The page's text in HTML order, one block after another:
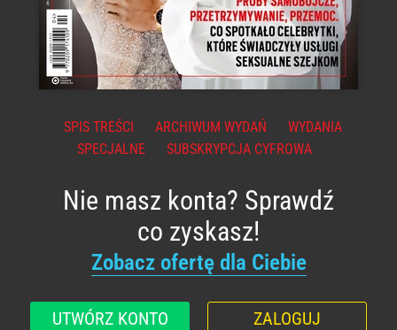
SPIS TREŚCI ARCHIWUM WYDAŃ
WYDANIA
SPECJALNE
SUBSKRYPCJA CYFROWA
Nie masz konta? Sprawdź
co zyskasz!
Zobacz ofertę dla Ciebie
UTWÓRZ KONTO ZALOGUJ